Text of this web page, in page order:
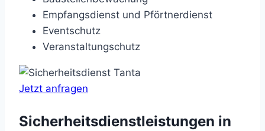
Empfangsdienst und Pförtnerdienst
Eventschutz
Veranstaltungschutz
Jetzt anfragen
Sicherheitsdienstleistungen in